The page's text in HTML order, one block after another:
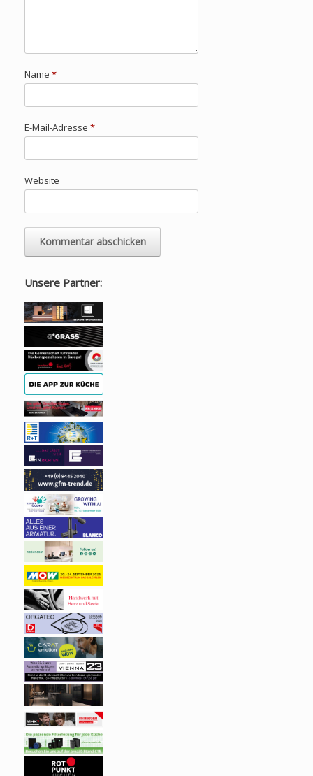
Name *
E-Mail-Adresse *
Website
Unsere Partner: